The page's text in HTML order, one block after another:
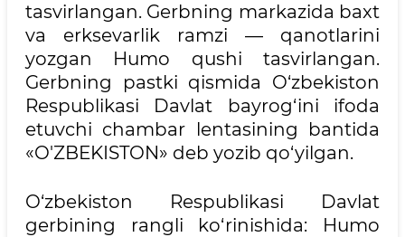
tasvirlangan. Gerbning markazida baxt
va erksevarlik ramzi — qanotlarini
yozgan Humo qushi tasvirlangan.
Gerbning pastki qismida O‘zbekiston
Respublikasi Davlat bayrog‘ini ifoda
etuvchi chambar lentasining bantida
«O'ZBEKISTON» deb yozib qo‘yilgan.
O‘zbekiston Respublikasi Davlat
gerbining rangli ko‘rinishida: Humo